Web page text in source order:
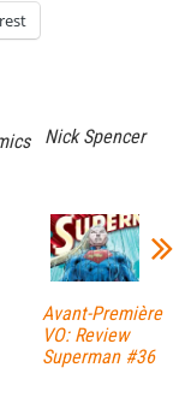
Nick Spencer
Avant-Première
VO: Review
Superman #36